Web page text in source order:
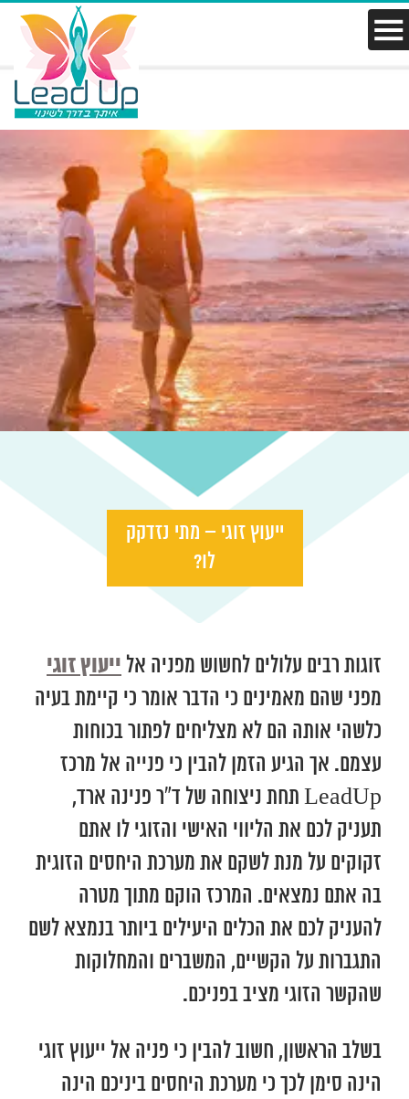
ייעוץ זוגי – מתי נזדקק
לו?
זוגות רבים עלולים לחשוש מפניה אל ייעוץ זוגי
מפני שהם מאמינים כי הדבר אומר כי קיימת בעיה
כלשהי אותה הם לא מצליחים לפתור בכוחות
עצמם. אך הגיע הזמן להבין כי פנייה אל מרכז
LeadUp תחת ניצוחה של ד”ר פנינה ארד,
תעניק לכם את הליווי האישי והזוגי לו אתם
זקוקים על מנת לשקם את מערכת היחסים הזוגית
בה אתם נמצאים. המרכז הוקם מתוך מטרה
להעניק לכם את הכלים היעילים ביותר בנמצא לשם
התגברות על הקשיים, המשברים והמחלוקות
שהקשר הזוגי מציב בפניכם.
בשלב הראשון, חשוב להבין כי פניה אל ייעוץ זוגי
הינה סימן לכך כי מערכת היחסים ביניכם הינה